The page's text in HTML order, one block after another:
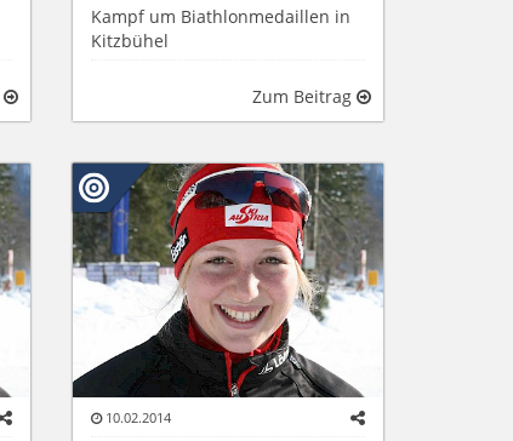
Kampf um Biathlonmedaillen in
Kitzbühel
Zum Beitrag
10.02.2014